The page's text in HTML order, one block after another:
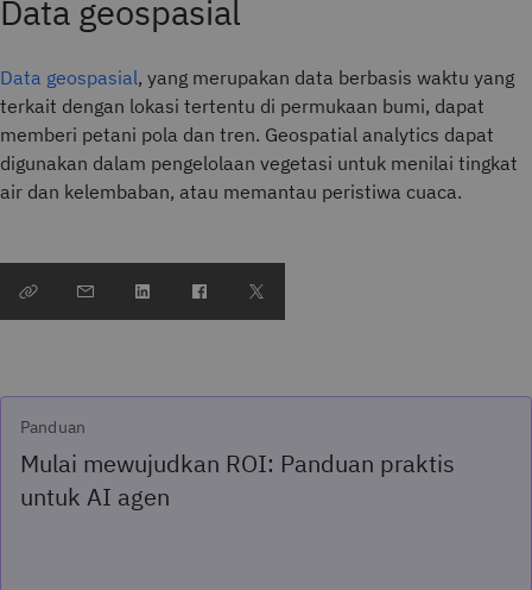
Data geospasial
Data geospasial, yang merupakan data berbasis waktu yang
terkait dengan lokasi tertentu di permukaan bumi, dapat
memberi petani pola dan tren. Geospatial analytics dapat
digunakan dalam pengelolaan vegetasi untuk menilai tingkat
air dan kelembaban, atau memantau peristiwa cuaca.
Panduan
Mulai mewujudkan ROI: Panduan praktis
untuk AI agen